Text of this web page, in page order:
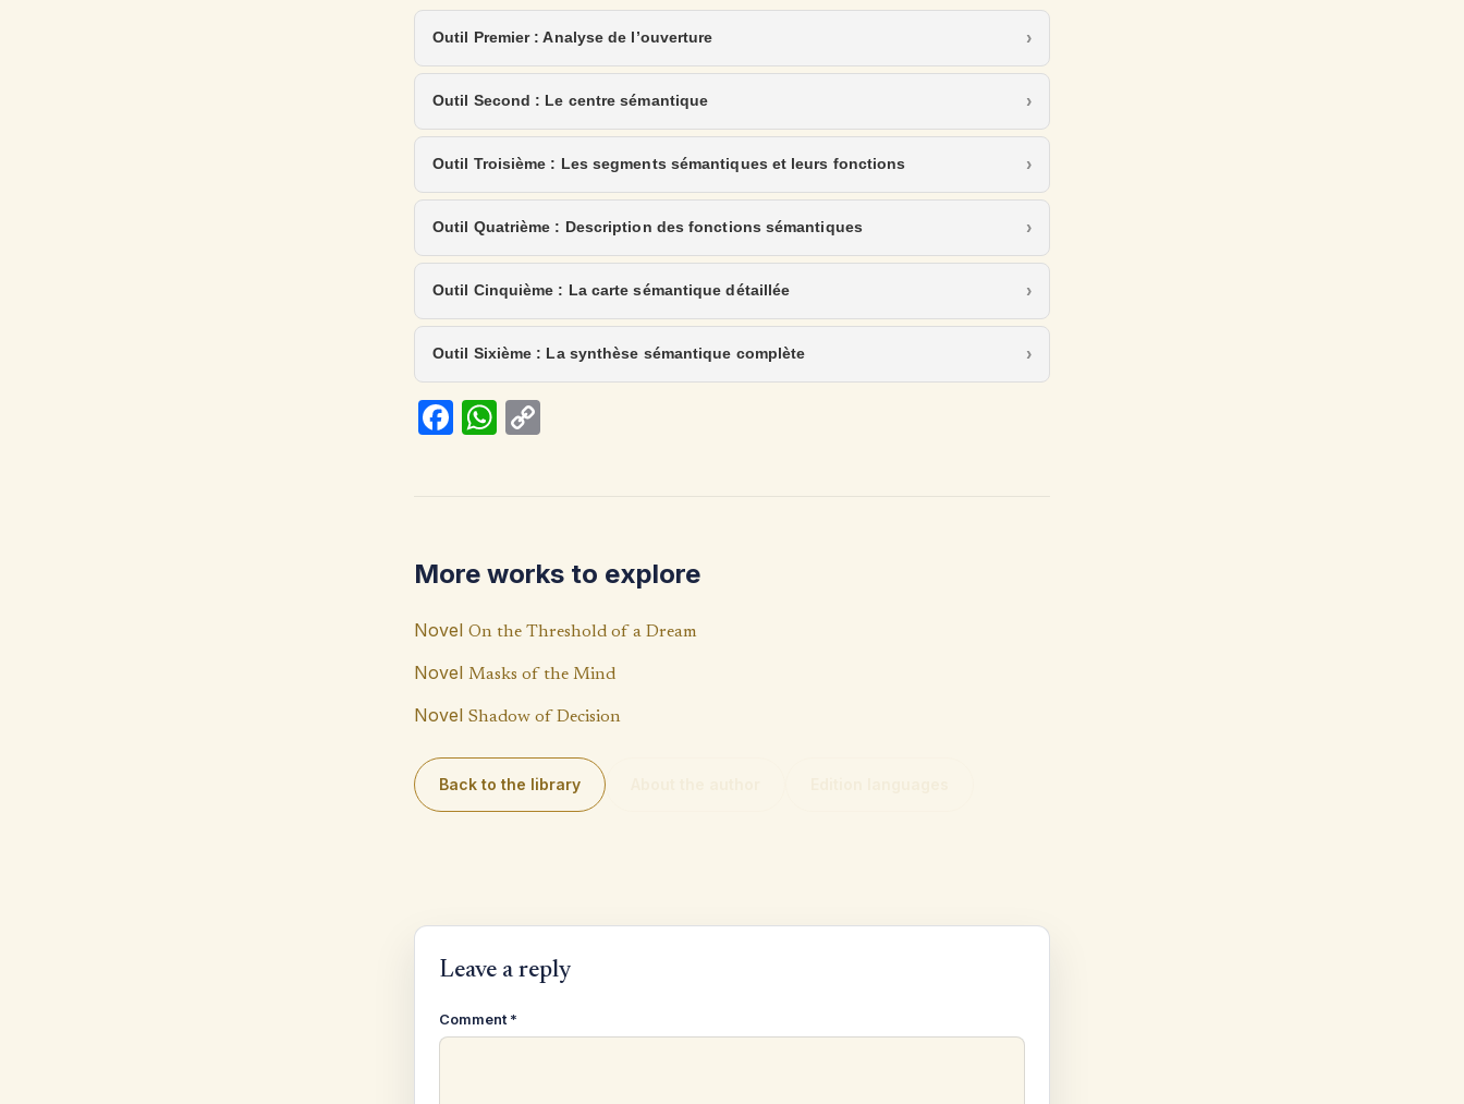
Outil Premier : Analyse de l’ouverture
Outil Second : Le centre sémantique
Outil Troisième : Les segments sémantiques et leurs fonctions
Outil Quatrième : Description des fonctions sémantiques
Outil Cinquième : La carte sémantique détaillée
Outil Sixième : La synthèse sémantique complète
Fa
k
W
p
p
Li
n
k
More works to explore
Novel On the Threshold of a Dream
Novel Masks of the Mind
Novel Shadow of Decision
Back to the library
Leave a reply
Comment *